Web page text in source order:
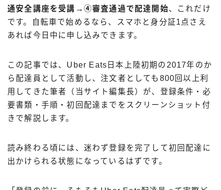
Uber Eats
出前館
ロケットナウ
通安全講座を受講→④審査通過で配達開始、これだけ
です。自転車で始めるなら、スマホと身分証1点さえ
あれば今日中に申し込みできます。
この記事では、Uber Eats日本上陸初期の2017年のか
ら配達員として活動し、注文者としても800回以上利
用してきた筆者（当サイト編集長）が、登録条件・必
要書類・手順・初回配達までをスクリーンショット付
きで解説します。
読み終わる頃には、迷わず登録を完了して初回配達に
出かけられる状態になっているはずです。